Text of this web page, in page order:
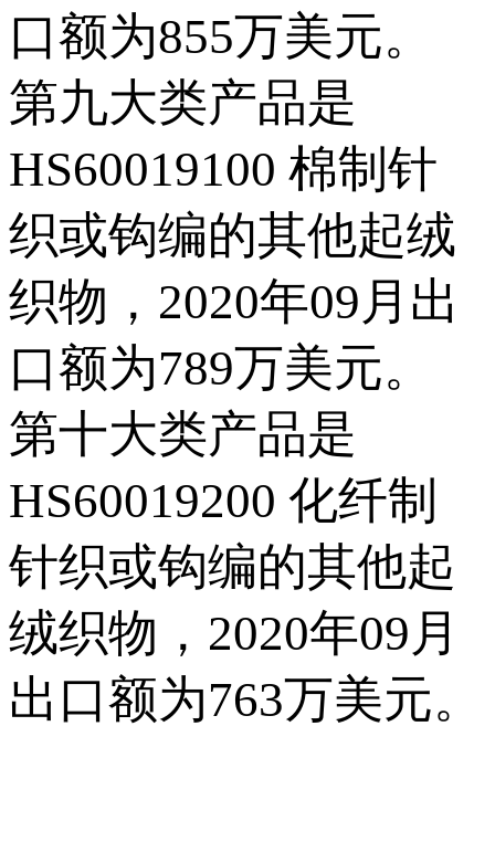
口额为855万美元。
第九大类产品是
HS60019100 棉制针
织或钩编的其他起绒
织物，2020年09月出
口额为789万美元。
第十大类产品是
HS60019200 化纤制
针织或钩编的其他起
绒织物，2020年09月
出口额为763万美元。